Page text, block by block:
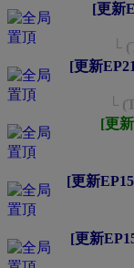
[更新
└
[更新
└
[更
[更新
[更新